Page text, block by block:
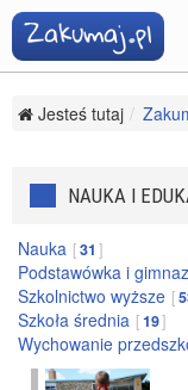
Jesteś tutaj
NAUKA I
Nauka 31
Podstawówka i
Szkolnictwo wyższe
Szkoła średnia 19
Wychowanie